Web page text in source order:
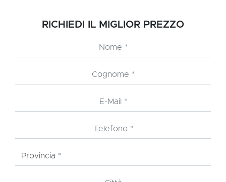
RICHIEDI IL MIGLIOR PREZZO